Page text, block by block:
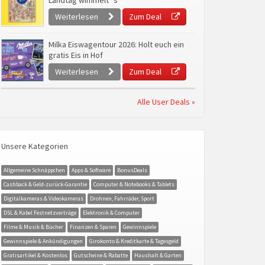
Weiterlesen
Zum Deal
Milka Eiswagentour 2026: Holt euch ein
gratis Eis in Hof
Weiterlesen
Zum Deal
Alle User Deals »
Unsere Kategorien
Allgemeine Schnäppchen Apps & Software
BonusDeals
Cashback & Geld-zurück-Garantie
Computer & Notebooks & Tablets
Digitalkameras & Videokameras
Drohnen, Fahrräder, Sport
DSL & Kabel Festnetzverträge
Elektronik & Computer
Filme & Musik & Bücher
Finanzen & Sparen
Gewinnspiele
Gewinnspiele & Ankündigungen
Girokonto & Kreditkarte & Tagesgeld
Gratisartikel & Kostenlos
Gutscheine & Rabatte Haushalt & Garten